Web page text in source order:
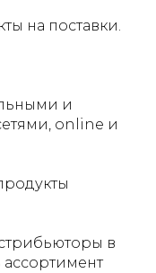
на поставки.
и
online и
в
ассортимент